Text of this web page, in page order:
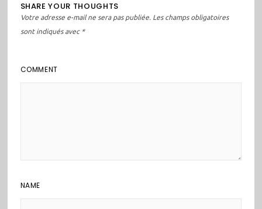
SHARE YOUR THOUGHTS
Votre adresse e-mail ne sera pas publiée. Les champs obligatoires
sont indiqués avec *
COMMENT
NAME